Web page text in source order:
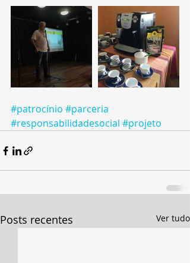
#patrocínio #parceria
#responsabilidadesocial #projeto
Posts recentes Ver tudo